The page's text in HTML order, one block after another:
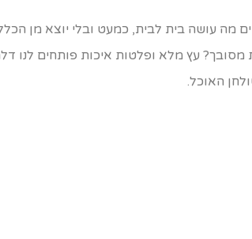
מה עושה בית לבית, כמעט ובלי יוצא מן
מסובך? עץ מלא ופלטות איכות פותחים לנו
האוכל.